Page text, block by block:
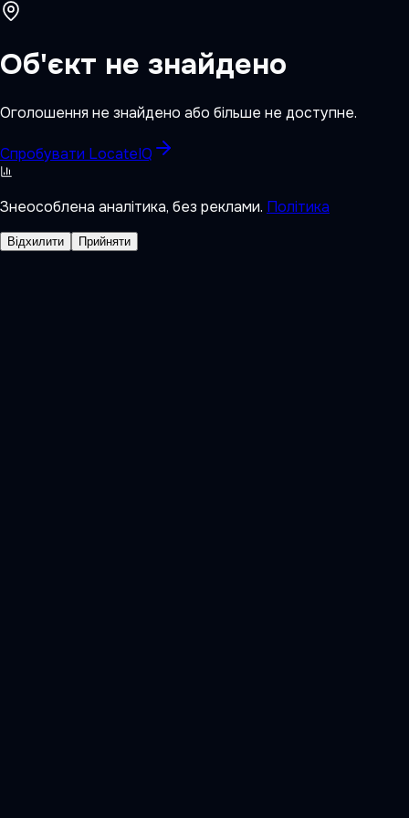
Об'єкт не знайдено
Оголошення не знайдено або більше не доступне.
Спробувати LocateIQ
Знеособлена аналітика, без реклами. Політика
Відхилити Прийняти